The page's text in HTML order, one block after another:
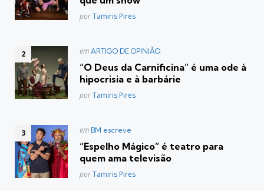
Posted
porTamiris Pires
Postado
em ARTIGO DE OPINIÃO
“O Deus da Carnificina” é uma ode à
hipocrisia e à barbárie
Posted
porTamiris Pires
Postado
em BM escreve
“Espelho Mágico” é teatro para
quem ama televisão
Posted
porTamiris Pires